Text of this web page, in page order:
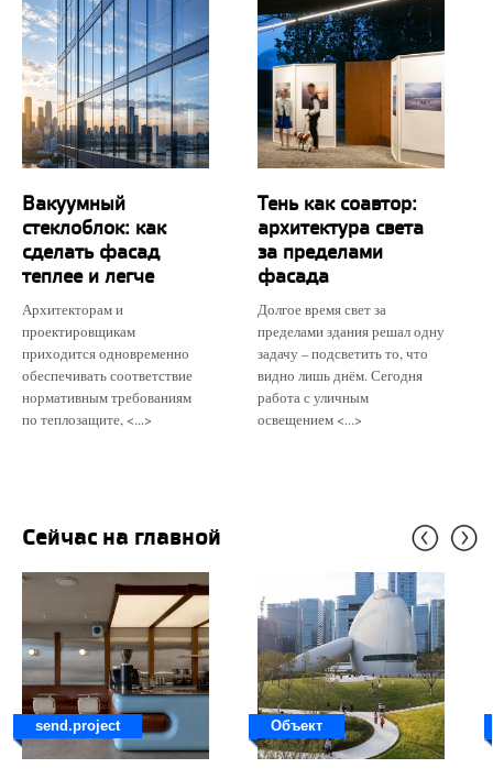
Вакуумный
стеклоблок: как
сделать фасад
теплее и легче
Архитекторам и
проектировщикам
приходится одновременно
обеспечивать соответствие
нормативным требованиям
по теплозащите, <...>
Тень как соавтор:
архитектура света
за пределами
фасада
Долгое время свет за
пределами здания решал одну
задачу – подсветить то, что
видно лишь днём. Сегодня
работа с уличным
освещением <...>
Сейчас на главной
send.project Объект